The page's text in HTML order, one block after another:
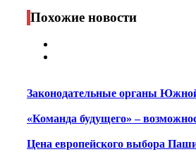
Print
Похожие новости
Законодательные органы
«Команда будущего» –
Цена европейского выбора